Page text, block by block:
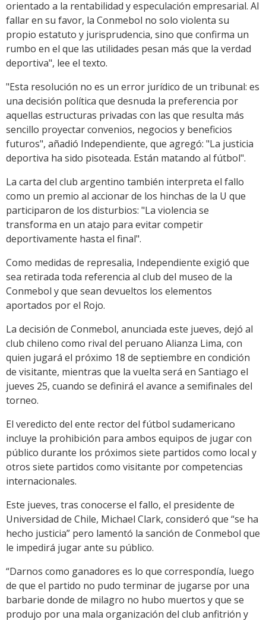
orientado a la rentabilidad y especulación empresarial. Al
fallar en su favor, la Conmebol no solo violenta su
propio estatuto y jurisprudencia, sino que confirma un
rumbo en el que las utilidades pesan más que la verdad
deportiva", lee el texto.
"Esta resolución no es un error jurídico de un tribunal: es
una decisión política que desnuda la preferencia por
aquellas estructuras privadas con las que resulta más
sencillo proyectar convenios, negocios y beneficios
futuros", añadió Independiente, que agregó: "La justicia
deportiva ha sido pisoteada. Están matando al fútbol".
La carta del club argentino también interpreta el fallo
como un premio al accionar de los hinchas de la U que
participaron de los disturbios: "La violencia se
transforma en un atajo para evitar competir
deportivamente hasta el final".
Como medidas de represalia, Independiente exigió que
sea retirada toda referencia al club del museo de la
Conmebol y que sean devueltos los elementos
aportados por el Rojo.
La decisión de Conmebol, anunciada este jueves, dejó al
club chileno como rival del peruano Alianza Lima, con
quien jugará el próximo 18 de septiembre en condición
de visitante, mientras que la vuelta será en Santiago el
jueves 25, cuando se definirá el avance a semifinales del
torneo.
El veredicto del ente rector del fútbol sudamericano
incluye la prohibición para ambos equipos de jugar con
público durante los próximos siete partidos como local y
otros siete partidos como visitante por competencias
internacionales.
Este jueves, tras conocerse el fallo, el presidente de
Universidad de Chile, Michael Clark, consideró que “se ha
hecho justicia” pero lamentó la sanción de Conmebol que
le impedirá jugar ante su público.
“Darnos como ganadores es lo que correspondía, luego
de que el partido no pudo terminar de jugarse por una
barbarie donde de milagro no hubo muertos y que se
produjo por una mala organización del club anfitrión y